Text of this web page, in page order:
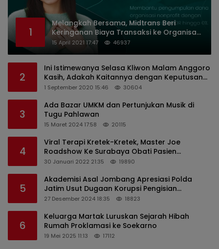
1
Melangkah Bersama, Midtrans Beri
Keringanan Biaya Transaksi ke Organisasi
Nirlaba Indonesia
15 April 2021 17:47 46937
2
Ini Istimewanya Selasa Kliwon Malam Anggoro
Kasih, Adakah Kaitannya dengan Keputusan
PDIP?
1 September 2020 15:46 30604
3
Ada Bazar UMKM dan Pertunjukan Musik di
Tugu Pahlawan
15 Maret 2024 17:58 20115
4
Viral Terapi Kretek-Kretek, Master Joe
Roadshow Ke Surabaya Obati Pasien
Sekaligus Edukasi Masyarakat
30 Januari 2022 21:35 19890
5
Akademisi Asal Jombang Apresiasi Polda
Jatim Usut Dugaan Korupsi Pengisian
Perangkat Desa di Kediri
27 Desember 2024 18:35 18823
6
Keluarga Martak Luruskan Sejarah Hibah
Rumah Proklamasi ke Soekarno
19 Mei 2025 11:13 17112